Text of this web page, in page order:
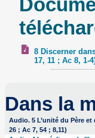
8 Discerner
17, 11 ; Ac 8, 1-
Dans la
Audio. 5 L’unité du Père
26 ; Ac 7, 54 ; 8,11)